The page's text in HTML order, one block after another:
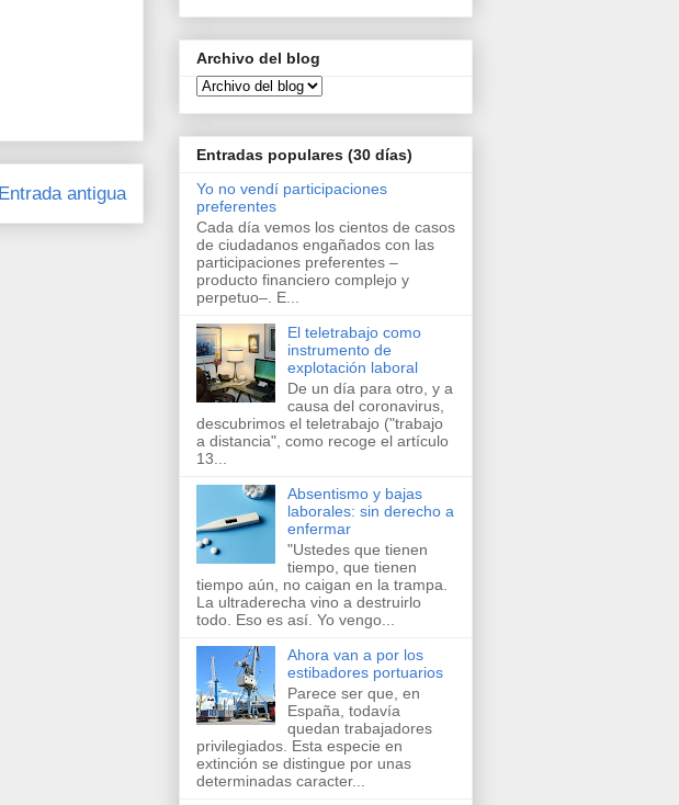
Entrada antigua
Archivo del blog
Entradas populares (30 días)
Yo no vendí participaciones
preferentes
Cada día vemos los cientos de casos
de ciudadanos engañados con las
participaciones preferentes –
producto financiero complejo y
perpetuo–. E...
El teletrabajo como
instrumento de
explotación laboral
De un día para otro, y a
causa del coronavirus,
descubrimos el teletrabajo ("trabajo
a distancia", como recoge el artículo
13...
Absentismo y bajas
laborales: sin derecho a
enfermar
"Ustedes que tienen
tiempo, que tienen
tiempo aún, no caigan en la trampa.
La ultraderecha vino a destruirlo
todo. Eso es así. Yo vengo...
Ahora van a por los
estibadores portuarios
Parece ser que, en
España, todavía
quedan trabajadores
privilegiados. Esta especie en
extinción se distingue por unas
determinadas caracter...